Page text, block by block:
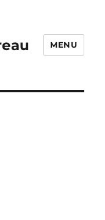
MENU